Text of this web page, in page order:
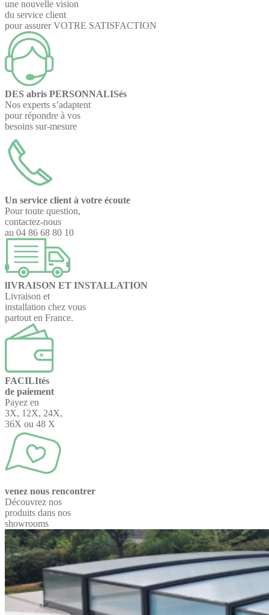
une nouvelle vision
du service client
pour assurer VOTRE SATISFACTION
DES abris PERSONNALISés
Nos experts s’adaptent
pour répondre à vos
besoins sur-mesure
Un service client à votre écoute
Pour toute question,
contactez-nous
au 04 86 68 80 10
lIVRAISON ET INSTALLATION
Livraison et
installation chez vous
partout en France.
FACILItés
de paiement
Payez en
3X, 12X, 24X,
36X ou 48 X
venez nous rencontrer
Découvrez nos
produits dans nos
showrooms